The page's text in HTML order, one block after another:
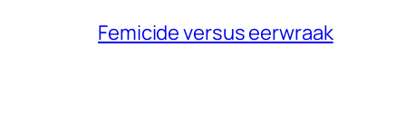
Femicide versus eerwraak